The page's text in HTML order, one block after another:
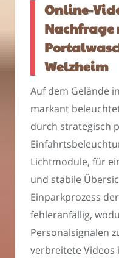
Online-
Nachfrage
Welzheim
Auf dem Gelände
markant
durch strategisch
Lichtmodule, für
und stabile
Einparkprozess
fehleranfällig,
Personalsignalen
verbreitete Videos